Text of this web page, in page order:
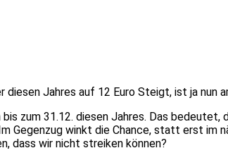
Jahres auf 12 Euro Steigt, ist ja nun
zum 31.12. diesen Jahres. Das
Gegenzug winkt die Chance, statt erst im
dass wir nicht streiken können?